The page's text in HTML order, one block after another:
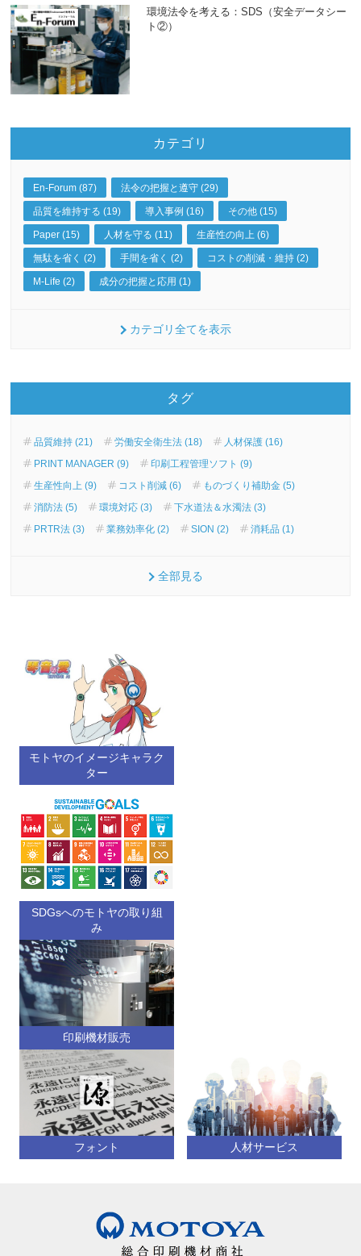
環境法令を考える：SDS（安全データシー
ト②）
カテゴリ
En-Forum (87) 法令の把握と遵守 (29)
品質を維持する (19) 導入事例 (16) その他 (15)
Paper (15) 人材を守る (11) 生産性の向上 (6)
無駄を省く (2) 手間を省く (2) コストの削減・維持 (2)
M-Life (2) 成分の把握と応用 (1)
カテゴリ全てを表示
タグ
品質維持 (21) 労働安全衛生法 (18)
人材保護 (16)
PRINT MANAGER (9)
印刷工程管理ソフト (9)
生産性向上 (9)
コスト削減 (6)
ものづくり補助金 (5)
消防法 (5)
環境対応 (3)
下水道法＆水濁法 (3)
PRTR法 (3)
業務効率化 (2) SION (2) 消耗品 (1)
全部見る
モトヤのイメージキャラク
ター
SDGsへのモトヤの取り組
み
印刷機材販売
フォント 人材サービス